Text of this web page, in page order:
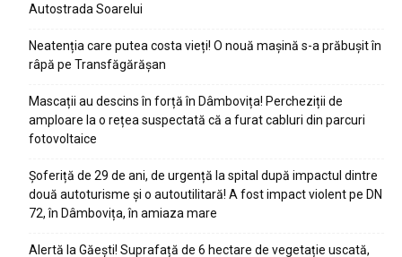
Autostrada Soarelui
Neatenția care putea costa vieți! O nouă mașină s-a prăbușit în
râpă pe Transfăgărășan
Mascații au descins în forță în Dâmbovița! Percheziții de
amploare la o rețea suspectată că a furat cabluri din parcuri
fotovoltaice
Șoferiță de 29 de ani, de urgență la spital după impactul dintre
două autoturisme și o autoutilitară! A fost impact violent pe DN
72, în Dâmbovița, în amiaza mare
Alertă la Găești! Suprafață de 6 hectare de vegetație uscată,